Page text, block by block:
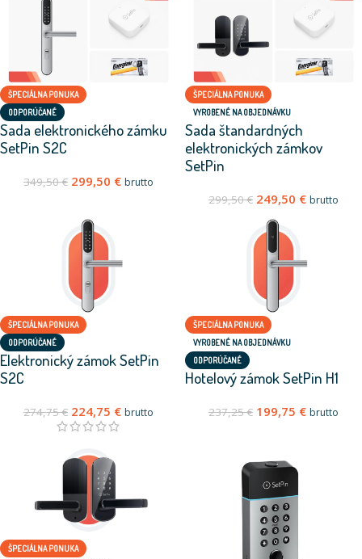
ŠPECIÁLNA PONUKA
ODPORÚČANÉ
Sada elektronického zámku
SetPin S2C
349,50€ 299,50 € brutto
ŠPECIÁLNA PONUKA
VYROBENÉ NA OBJEDNÁVKU
Sada štandardných
elektronických zámkov
SetPin
299,50€ 249,50 € brutto
ŠPECIÁLNA PONUKA
ODPORÚČANÉ
Elektronický zámok SetPin
S2C
274,75€ 224,75 € brutto
ŠPECIÁLNA PONUKA
VYROBENÉ NA OBJEDNÁVKU
ODPORÚČANÉ
Hotelový zámok SetPin H1
237,25€ 199,75 € brutto
ŠPECIÁLNA PONUKA